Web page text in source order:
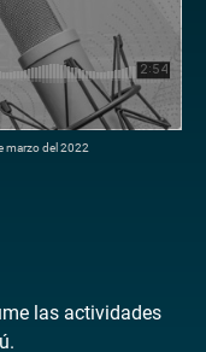
marzo del 2022
las actividades